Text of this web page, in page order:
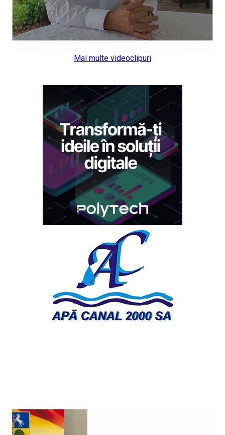
Mai multe videoclipuri